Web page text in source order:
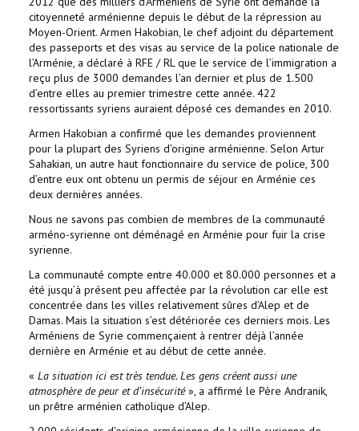
🔔 VERKIEZINGEN 2026 🗳️
KERK
HAY DOUN
VERENIGINGEN
CONTACT
citoyenneté arménienne depuis le début de la répression au
Moyen-Orient. Armen Hakobian, le chef adjoint du département
des passeports et des visas au service de la police nationale de
l’Arménie, a déclaré à RFE / RL que le service de l’immigration a
reçu plus de 3000 demandes l’an dernier et plus de 1.500
d’entre elles au premier trimestre cette année. 422
ressortissants syriens auraient déposé ces demandes en 2010.
Armen Hakobian a confirmé que les demandes proviennent
pour la plupart des Syriens d’origine arménienne. Selon Artur
Sahakian, un autre haut fonctionnaire du service de police, 300
d’entre eux ont obtenu un permis de séjour en Arménie ces
deux dernières années.
Nous ne savons pas combien de membres de la communauté
arméno-syrienne ont déménagé en Arménie pour fuir la crise
syrienne.
La communauté compte entre 40.000 et 80.000 personnes et a
été jusqu’à présent peu affectée par la révolution car elle est
concentrée dans les villes relativement sûres d’Alep et de
Damas. Mais la situation s’est détériorée ces derniers mois. Les
Arméniens de Syrie commençaient à rentrer déjà l’année
dernière en Arménie et au début de cette année.
« La situation ici est très tendue. Les gens créent aussi une
atmosphère de peur et d’insécurité», a affirmé le Père Andranik,
un prêtre arménien catholique d’Alep.